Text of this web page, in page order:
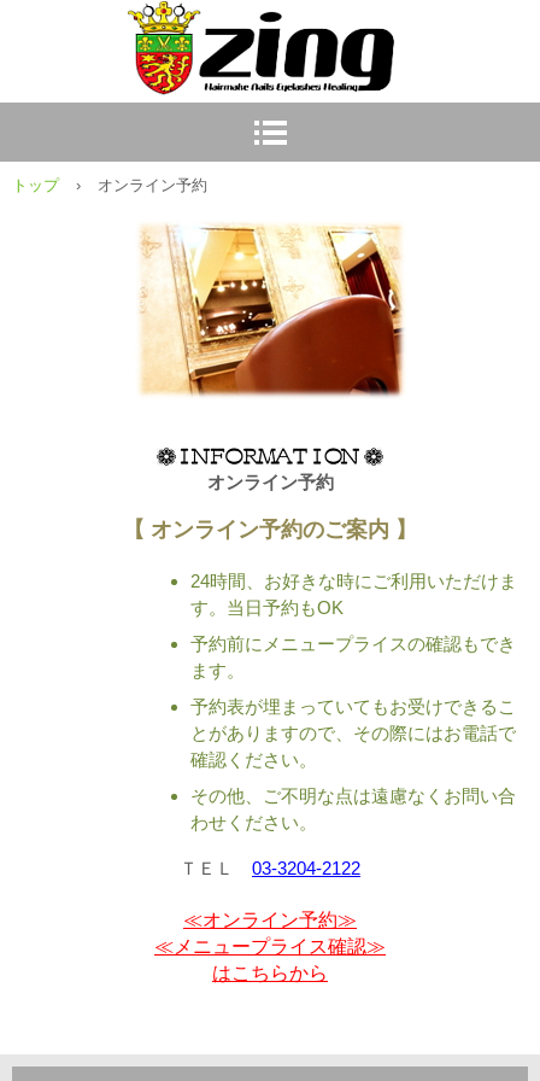
トップ › オンライン予約
オンライン予約
【 オンライン予約のご案内 】
24時間、お好きな時にご利用いただけま
す。当日予約もOK
予約前にメニュープライスの確認もでき
ます。
予約表が埋まっていてもお受けできるこ
とがありますので、その際にはお電話で
確認ください。
その他、ご不明な点は遠慮なくお問い合
わせください。
ＴＥＬ 03-3204-2122
≪オンライン予約≫
≪メニュープライス確認≫
はこちらから